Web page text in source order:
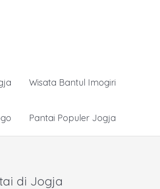
Wisata Bantul Imogiri
Pantai Populer Jogja
di Jogja